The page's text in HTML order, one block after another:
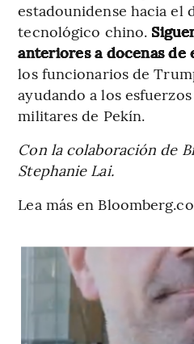
estadounidense hacia el
tecnológico chino.
anteriores a docenas de
los funcionarios de
ayudando a los
militares de Pekín.
Con la colaboración de
Stephanie Lai.
Lea más en